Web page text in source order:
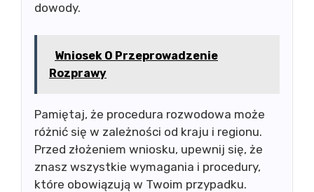
dowody.
Wniosek O Przeprowadzenie
Rozprawy
Pamiętaj, że procedura rozwodowa może
różnić się w zależności od kraju i regionu.
Przed złożeniem wniosku, upewnij się, że
znasz wszystkie wymagania i procedury,
które obowiązują w Twoim przypadku.